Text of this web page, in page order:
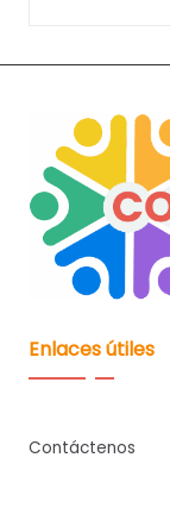
Enlaces útiles
Contáctenos